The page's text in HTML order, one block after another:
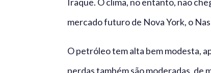
mercado futuro de Nova York, o
O petróleo tem alta bem modesta,
perdas também são moderadas, de